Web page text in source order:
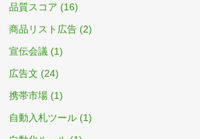
品質スコア (16)
商品リスト広告 (2)
宣伝会議 (1)
広告文 (24)
携帯市場 (1)
自動入札ツール (1)